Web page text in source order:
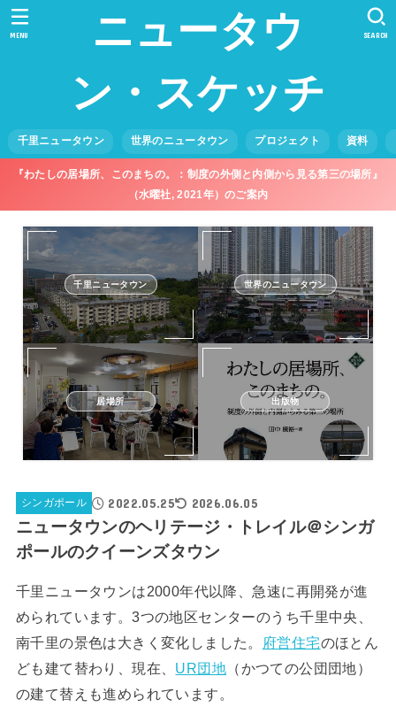
ニュータウ
ン・スケッチ
千里ニュータウン 世界のニュータウン プロジェクト 資料
SEARCH
MENU
『わたしの居場所、このまちの。：制度の外側と内側から見る第三の場所』
（水曜社, 2021年）のご案内
千里ニュータウン 世界のニュータウン
居場所 出版物
シンガポール 2022.05.25 2026.06.05
ニュータウンのヘリテージ・トレイル＠シンガ
ポールのクイーンズタウン
千里ニュータウンは2000年代以降、急速に再開発が進
められています。3つの地区センターのうち千里中央、
南千里の景色は大きく変化しました。
府営住宅のほとん
ども建て替わり、現在、 UR団地 （かつての公団団地）
の建て替えも進められています。